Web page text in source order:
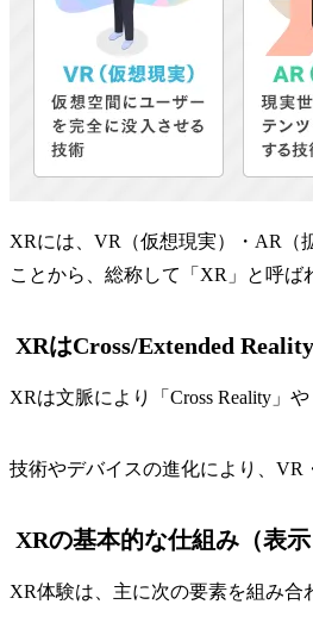
XRには、VR（仮想現実）・AR（
ことから、総称して「XR」と呼ば
XRはCross/Extended
XRは文脈により「Cross Reality」
技術やデバイスの進化により、VR
XRの基本的な仕組み（表示
XR体験は、主に次の要素を組み合